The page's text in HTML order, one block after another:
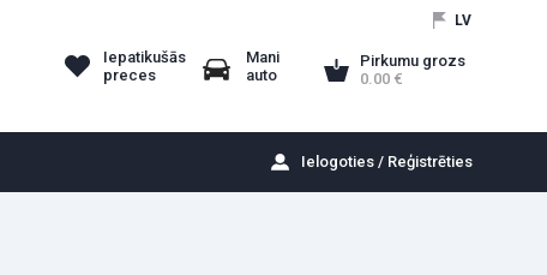
LV
Iepatikušās
preces
Mani
auto
Pirkumu grozs
0.00
Ielogoties / Reģistrēties